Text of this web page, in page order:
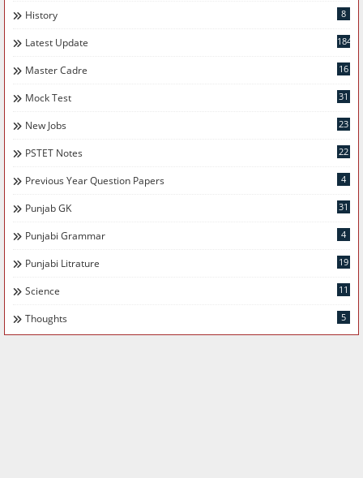
History 8
Latest Update 184
Master Cadre 16
Mock Test 31
New Jobs 23
PSTET Notes 22
Previous Year Question Papers 4
Punjab GK 31
Punjabi Grammar 4
Punjabi Litrature 19
Science 11
Thoughts 5